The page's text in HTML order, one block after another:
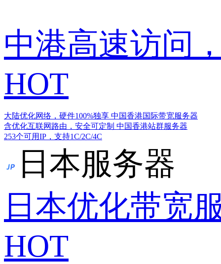
中港高速访问
HOT
大陆优化网络，硬件100%独享 中国香港国际带宽服务器
含优化互联网路由，安全可定制 中国香港站群服务器
253个可用IP，支持1C/2C/4C
日本服务器
日本优化带宽
HOT